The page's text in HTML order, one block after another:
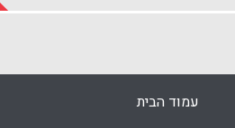
עמוד הבית